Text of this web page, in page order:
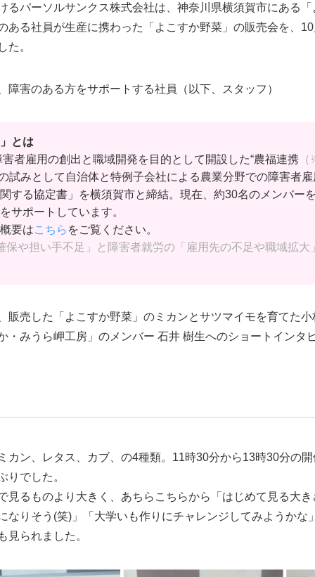
パーソルサンクス株式会社は、神奈川県横須賀市にある「
ある社員が生産に携わった「よこすか野菜」の販売会を、
た。
害のある方をサポートする社員（以下、スタッフ）
とは
者雇用の創出と職域開発を目的として開設した“農福連携
試みとして自治体と特例子会社による農業分野での障害者
する協定書」を横須賀市と締結。現在、約30名のメンバー
サポートしています。
要はこちら をご覧ください。
保や担い手不足」と障害者就労の「雇用先の不足や職域拡大
販売した「よこすか野菜」のミカンとサツマイモを育てた
・みうら岬工房」のメンバー 石井 樹生へのショートインタ
カン、レタス、カブ、の4種類。11時30分から13時30分の
りでした。
見るものより大きく、あちらこちらから「はじめて見る大
なりそう(笑)」「大学いも作りにチャレンジしてみようかな
見られました。